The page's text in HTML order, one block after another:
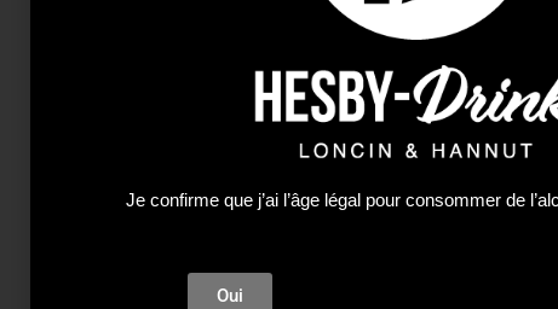
Je confirme que j’ai l’âge légal pour consommer de
Oui